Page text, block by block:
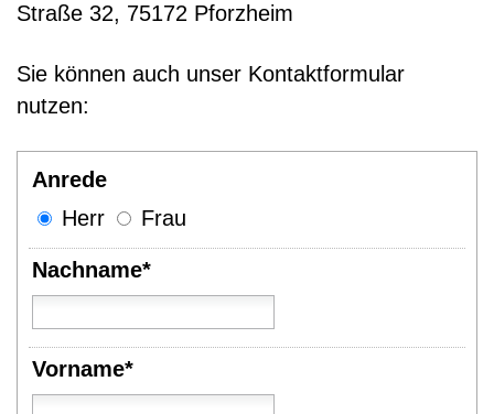
Straße 32, 75172 Pforzheim
Sie können auch unser Kontaktformular
nutzen:
Anrede
Herr
Frau
Nachname*
Vorname*